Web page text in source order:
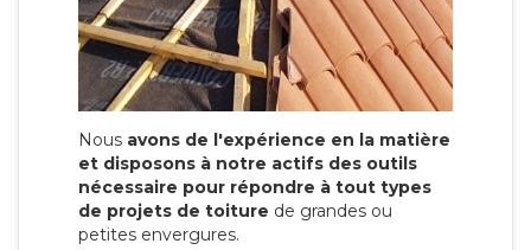
Nous avons de l'expérience en la matière
et disposons à notre actifs des outils
nécessaire pour répondre à tout types
de projets de toiture de grandes ou
petites envergures.